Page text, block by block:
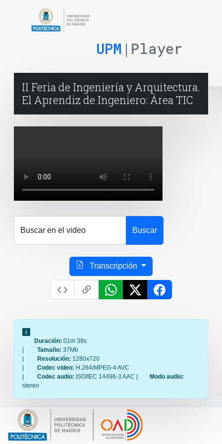
UPM |Player
II Feria de Ingeniería y Arquitectura.
El Aprendiz de Ingeniero: Área TIC
Buscar en el video Buscar
Transcripción
Duración: 01m 38s
|
Tamaño: 37Mb
|
Resolución: 1280x720
|
Codec video: H.264/MPEG-4 AVC
|
Codec audio: ISO/IEC 14496-3 AAC |
Modo audio:
stereo